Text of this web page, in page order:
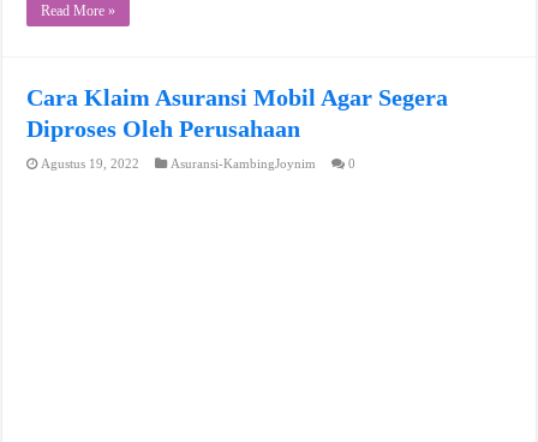
Read More »
Cara Klaim Asuransi Mobil Agar Segera
Diproses Oleh Perusahaan
Agustus 19, 2022 Asuransi-KambingJoynim 0